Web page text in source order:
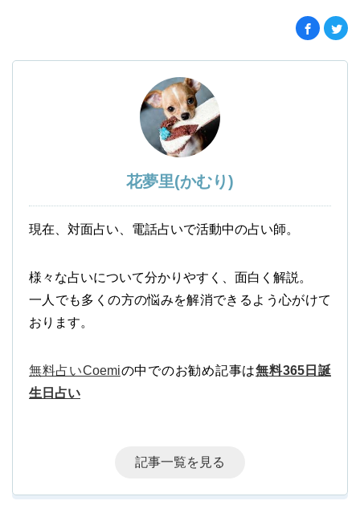
花夢里(かむり)
現在、対面占い、電話占いで活動中の占い師。
様々な占いについて分かりやすく、面白く解説。
一人でも多くの方の悩みを解消できるよう心がけて
おります。
無料占いCoemiの中でのお勧め記事は無料365日誕
生日占い
記事一覧を見る